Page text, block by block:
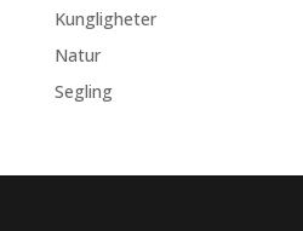
Kungligheter
Natur
Segling